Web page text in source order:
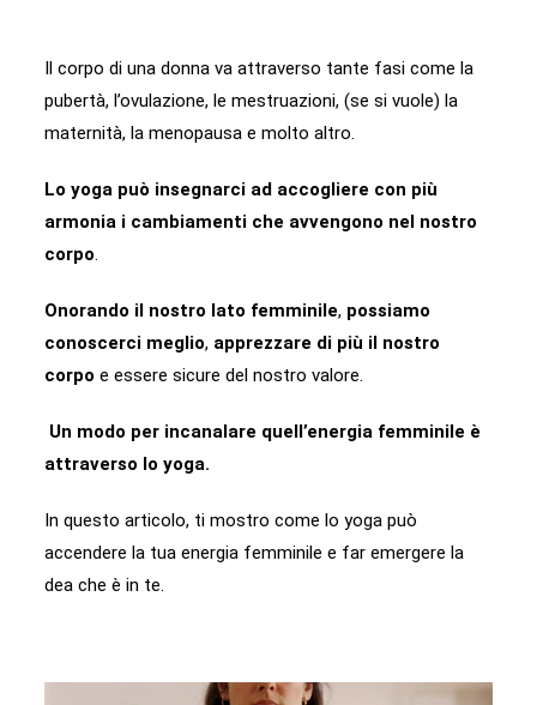
Il corpo di una donna va attraverso tante fasi come la
pubertà, l’ovulazione, le mestruazioni, (se si vuole) la
maternità, la menopausa e molto altro.
Lo yoga può insegnarci ad accogliere con più
armonia i cambiamenti che avvengono nel nostro
corpo.
Onorando il nostro lato femminile, possiamo
conoscerci meglio, apprezzare di più il nostro
corpo e essere sicure del nostro valore.
Un modo per incanalare quell’energia femminile è
attraverso lo yoga.
In questo articolo, ti mostro come lo yoga può
accendere la tua energia femminile e far emergere la
dea che è in te.